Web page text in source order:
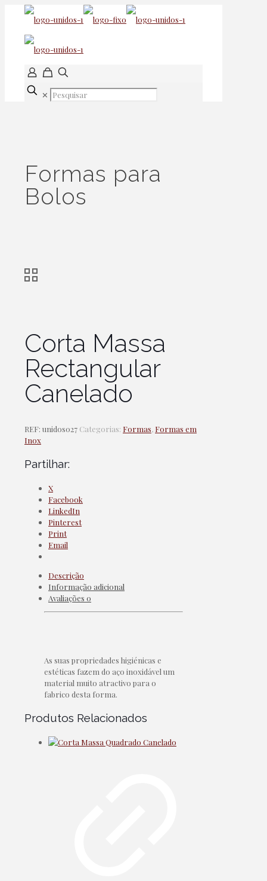
✕
Formas para
Bolos
Corta Massa
Rectangular
Canelado
REF: unidos027 Categorias: Formas, Formas em
Inox
Partilhar:
X
Facebook
LinkedIn
Pinterest
Print
Email
Descrição
Informação adicional
Avaliações 0
As suas propriedades higiénicas e
estéticas fazem do aço inoxidável um
material muito atractivo para o
fabrico desta forma.
Produtos Relacionados